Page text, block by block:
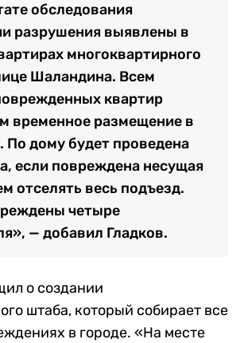
обследования
разрушения выявлены в
многоквартирного
Шаландина. Всем
квартир
временное размещение в
По дому будет проведена
если повреждена несущая
отселять весь подъезд.
четыре
— добавил Гладков.
о создании
штаба, который собирает все
в городе. «На месте